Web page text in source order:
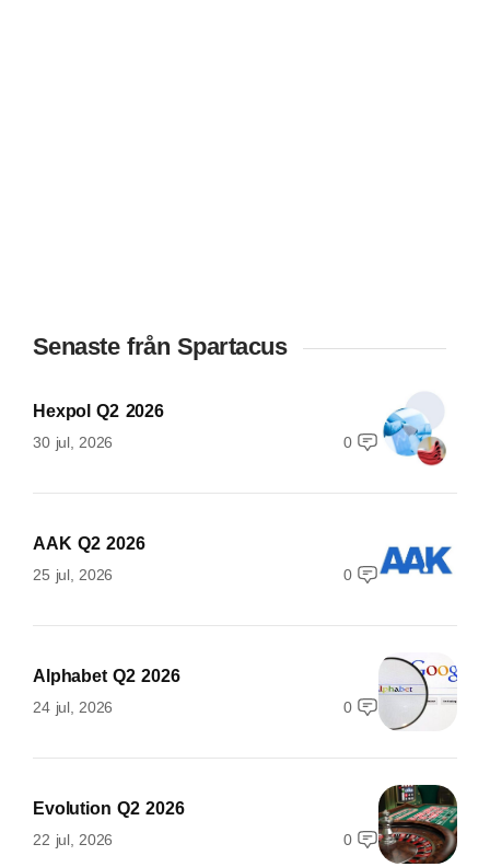
Senaste från Spartacus
Hexpol Q2 2026
30 jul, 2026 0
AAK Q2 2026
25 jul, 2026 0
Alphabet Q2 2026
24 jul, 2026 0
Evolution Q2 2026
22 jul, 2026 0